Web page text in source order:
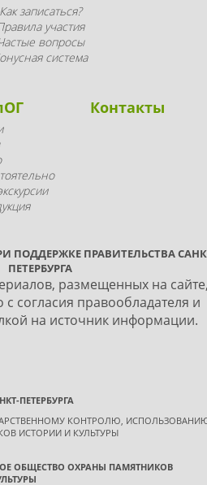
Как записаться?
участия
вопросы
система
Контакты
ПОДДЕРЖКЕ ПРАВИТЕЛЬСТВА
ПЕТЕРБУРГА
размещенных на
с согласия правообладателя и
на источник информации.
ПЕТЕРБУРГА
КОНТРОЛЮ,
ИСТОРИИ И КУЛЬТУРЫ
ОБЩЕСТВО ОХРАНЫ ПАМЯТНИКОВ